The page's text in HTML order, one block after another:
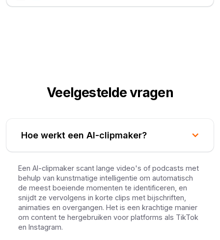
Veelgestelde vragen
Hoe werkt een AI-clipmaker?
Een AI-clipmaker scant lange video's of podcasts met
behulp van kunstmatige intelligentie om automatisch
de meest boeiende momenten te identificeren, en
snijdt ze vervolgens in korte clips met bijschriften,
animaties en overgangen. Het is een krachtige manier
om content te hergebruiken voor platforms als TikTok
en Instagram.